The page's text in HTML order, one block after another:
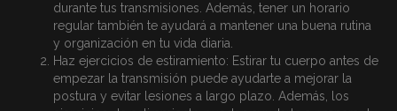
durante tus transmisiones. Además, tener un horario
regular también te ayudará a mantener una buena rutina
y organización en tu vida diaria.
Haz ejercicios de estiramiento: Estirar tu cuerpo antes de
empezar la transmisión puede ayudarte a mejorar la
postura y evitar lesiones a largo plazo. Además, los